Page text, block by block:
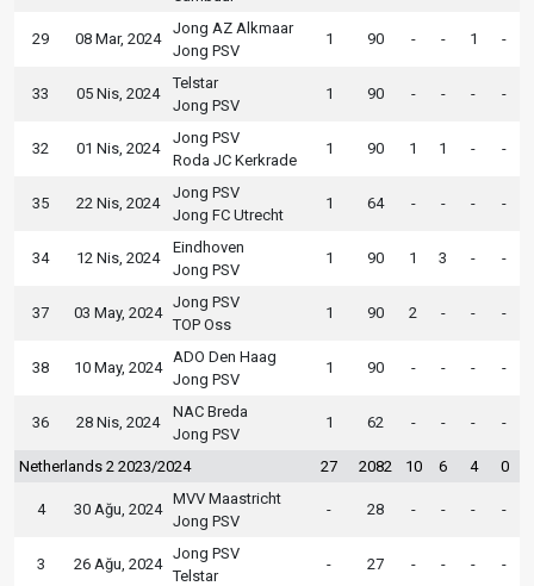
29 08 Mar, 2024
Jong AZ Alkmaar
Jong PSV
1 90 - - 1 -
33 05 Nis, 2024
Telstar
Jong PSV
1 90 - - - -
32 01 Nis, 2024
Jong PSV
Roda JC Kerkrade
1 90 1 1 - -
35 22 Nis, 2024
Jong PSV
Jong FC Utrecht
1 64 - - - -
34 12 Nis, 2024
Eindhoven
Jong PSV
1 90 1 3 - -
37 03 May, 2024
Jong PSV
TOP Oss
1 90 2 - - -
38 10 May, 2024
ADO Den Haag
Jong PSV
1 90 - - - -
36 28 Nis, 2024
NAC Breda
Jong PSV
1 62 - - - -
Netherlands 2 2023/2024 27 2082 10 6 4 0
4 30 Ağu, 2024
MVV Maastricht
Jong PSV
- 28 - - - -
3 26 Ağu, 2024
Jong PSV
Telstar
- 27 - - - -